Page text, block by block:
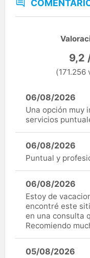
9,2
06/08/2026
Una opción muy
servicios
06/08/2026
Puntual y
06/08/2026
Estoy de
encontré este
en una consulta
Recomiendo
05/08/2026